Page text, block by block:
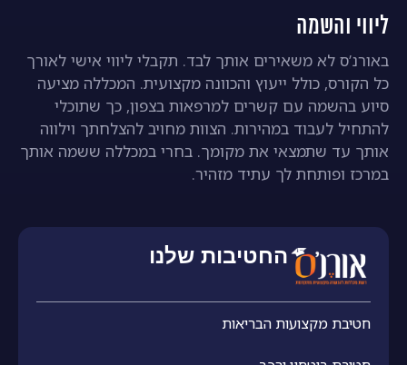
ליווי והשמה
באורנ’ס לא משאירים אותך לבד. תקבלי ליווי אישי לאורך
כל הקורס, כולל ייעוץ והכוונה מקצועית. המכללה מציעה
סיוע בהשמה עם קשרים למרפאות בצפון, כך שתוכלי
להתחיל לעבוד במהירות. הצוות מחויב להצלחתך וילווה
אותך עד שתמצאי את מקומך. בחרי במכללה ששמה אותך
במרכז ופותחת לך עתיד מזהיר.
החטיבות שלנו
חטיבת מקצועות הבריאות